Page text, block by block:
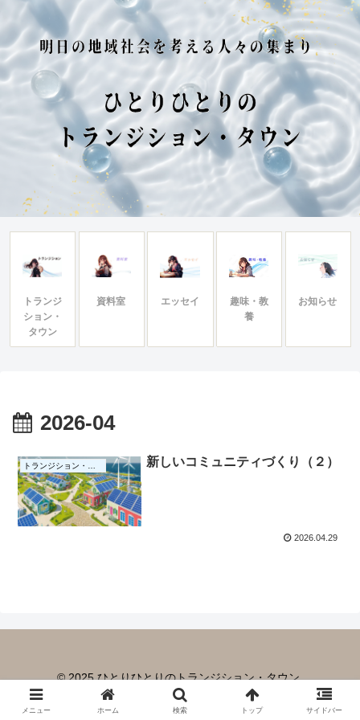
トランジ
ション・
タウン
資料室 エッセイ
趣味・教
養
お知らせ
2026-04
新しいコミュニティづくり（２）
2026.04.29
© 2025 ひとりひとりのトランジション・タウン.
メニュー ホーム 検索 トップ サイドバー